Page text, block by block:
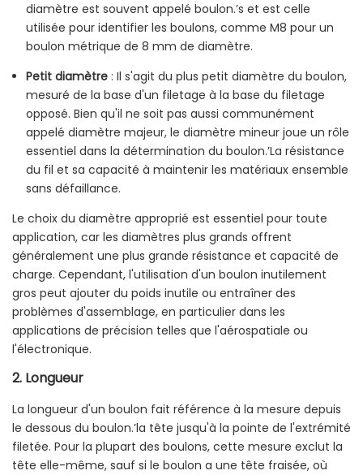
diamètre est souvent appelé boulon.’s et est celle
utilisée pour identifier les boulons, comme M8 pour un
boulon métrique de 8 mm de diamètre.
Petit diamètre : Il s'agit du plus petit diamètre du boulon,
mesuré de la base d'un filetage à la base du filetage
opposé. Bien qu'il ne soit pas aussi communément
appelé diamètre majeur, le diamètre mineur joue un rôle
essentiel dans la détermination du boulon.’La résistance
du fil et sa capacité à maintenir les matériaux ensemble
sans défaillance.
Le choix du diamètre approprié est essentiel pour toute
application, car les diamètres plus grands offrent
généralement une plus grande résistance et capacité de
charge. Cependant, l'utilisation d'un boulon inutilement
gros peut ajouter du poids inutile ou entraîner des
problèmes d'assemblage, en particulier dans les
applications de précision telles que l'aérospatiale ou
l'électronique.
2. Longueur
La longueur d'un boulon fait référence à la mesure depuis
le dessous du boulon.’la tête jusqu'à la pointe de l'extrémité
filetée. Pour la plupart des boulons, cette mesure exclut la
tête elle-même, sauf si le boulon a une tête fraisée, où